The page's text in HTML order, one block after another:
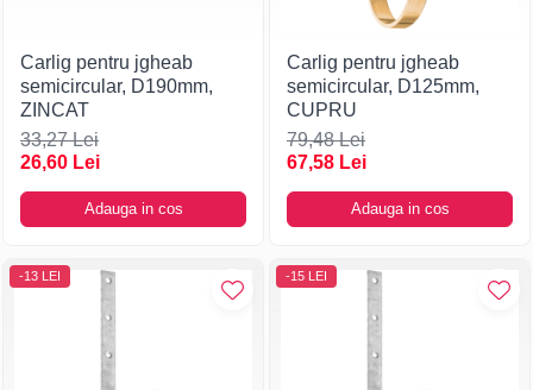
Carlig pentru jgheab
semicircular, D190mm,
ZINCAT
33,27 Lei
26,60 Lei
Adauga in cos
Carlig pentru jgheab
semicircular, D125mm,
CUPRU
79,48 Lei
67,58 Lei
Adauga in cos
-13 LEI -15 LEI